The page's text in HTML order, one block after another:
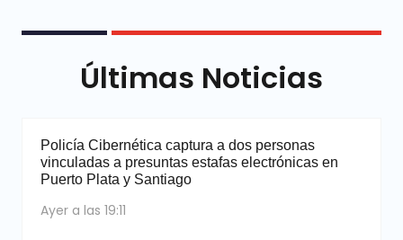
Últimas Noticias
Policía Cibernética captura a dos personas
vinculadas a presuntas estafas electrónicas en
Puerto Plata y Santiago
Ayer a las 19:11